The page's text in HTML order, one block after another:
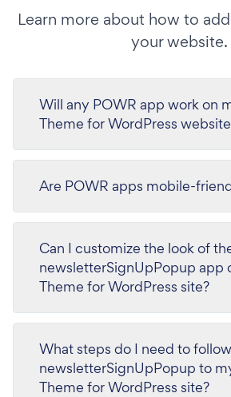
Learn more about how to
your website.
Will any POWR app work on
Theme for WordPress
Are POWR apps mobile-
Can I customize the look of
newsletterSignUpPopup app
Theme for WordPress site?
What steps do I need to
newsletterSignUpPopup to
Theme for WordPress site?